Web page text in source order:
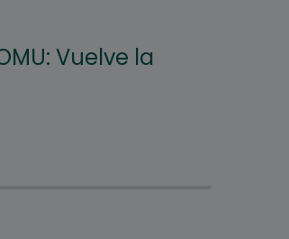
Vuelve la